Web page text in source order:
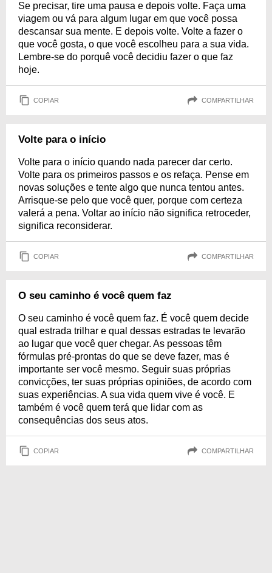
Se precisar, tire uma pausa e depois volte. Faça uma
viagem ou vá para algum lugar em que você possa
descansar sua mente. E depois volte. Volte a fazer o
que você gosta, o que você escolheu para a sua vida.
Lembre-se do porquê você decidiu fazer o que faz
hoje.
COPIAR COMPARTILHAR
Volte para o início
Volte para o início quando nada parecer dar certo.
Volte para os primeiros passos e os refaça. Pense em
novas soluções e tente algo que nunca tentou antes.
Arrisque-se pelo que você quer, porque com certeza
valerá a pena. Voltar ao início não significa retroceder,
significa reconsiderar.
COPIAR COMPARTILHAR
O seu caminho é você quem faz
O seu caminho é você quem faz. É você quem decide
qual estrada trilhar e qual dessas estradas te levarão
ao lugar que você quer chegar. As pessoas têm
fórmulas pré-prontas do que se deve fazer, mas é
importante ser você mesmo. Seguir suas próprias
convicções, ter suas próprias opiniões, de acordo com
suas experiências. A sua vida quem vive é você. E
também é você quem terá que lidar com as
consequências dos seus atos.
COPIAR COMPARTILHAR